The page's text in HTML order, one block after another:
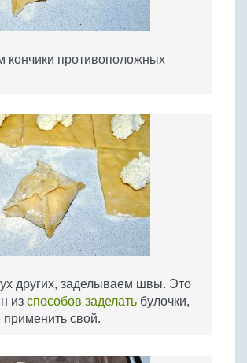
кончики противоположных
других, заделываем швы. Это
из способов заделать булочки,
свой.